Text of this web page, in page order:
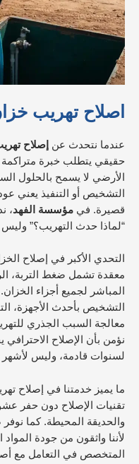
اصلاح تهريب
عندما نتحدث عن إصلاح
حقيقي يتطلب خبرة متراكمة
الأرضي لا يسمح بالحلول
التشخيص أو التنفيذ يعني
قصيرة. في مؤسسة الفهد،
“لماذا حدث التهريب؟”
التحدي الأكبر في إصلاح
معقدة تشمل ضغط التربة،
المباشر لجميع أجزاء
التشخيص بأحدث الأجهزة،
معالجة السبب الجذري
نؤمن بأن الإصلاح
لسنوات قادمة، وليس
ما يميز خدمتنا في إصلاح
تقنيات الإصلاح دون حفر
والحديقة المحيطة. كما
لأننا واثقون من جودة
المتخصص في التعامل مع